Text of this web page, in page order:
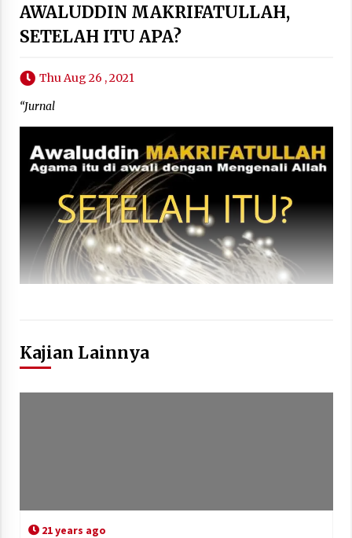
AWALUDDIN MAKRIFATULLAH,
SETELAH ITU APA?
Thu Aug 26 , 2021
“Jurnal
Kajian Lainnya
21 years ago